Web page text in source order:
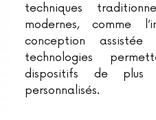
techniques
modernes, comme
conception
technologies
dispositifs de
personnalisés.